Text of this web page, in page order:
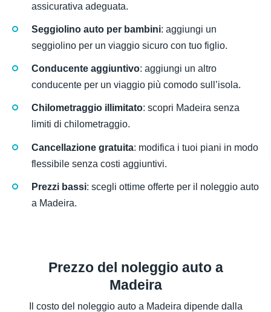
assicurativa adeguata.
Seggiolino auto per bambini: aggiungi un
seggiolino per un viaggio sicuro con tuo figlio.
Conducente aggiuntivo: aggiungi un altro
conducente per un viaggio più comodo sull’isola.
Chilometraggio illimitato: scopri Madeira senza
limiti di chilometraggio.
Cancellazione gratuita: modifica i tuoi piani in modo
flessibile senza costi aggiuntivi.
Prezzi bassi: scegli ottime offerte per il noleggio auto
a Madeira.
Prezzo del noleggio auto a
Madeira
Il costo del noleggio auto a Madeira dipende dalla